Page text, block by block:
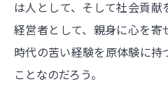
は人として、そして社会貢
経営者として、親身に心を
時代の苦い経験を原体験に
ことなのだろう。